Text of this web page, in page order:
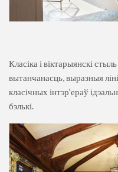
Класіка і віктарыянскі
вытанчанасць, выразныя
класічных інтэр'ераў
бэлькі.